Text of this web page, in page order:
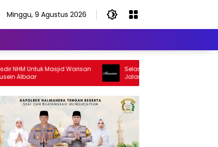
Minggu, 9 Agustus 2026
Untuk Masjid Warisan
Selamat Jalan Sang Inspirator,
Jalan Abangku Yuslam Idris